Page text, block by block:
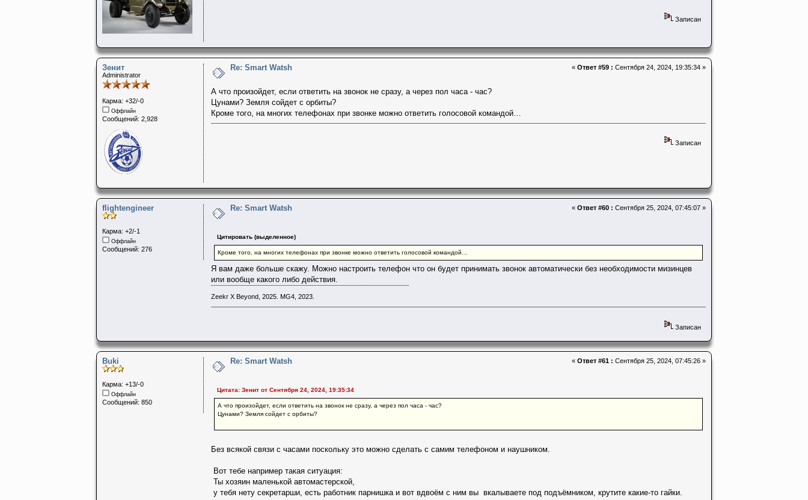
Записан
Зенит
Administrator
Карма: +32/-0
Оффлайн
Сообщений: 2,928
Re: Smart Watsh « Ответ #59 : Сентября 24, 2024, 19:35:34 »
А что произойдет, если ответить на звонок не сразу, а через пол часа - час?
Цунами? Земля сойдет с орбиты?
Кроме того, на многих телефонах при звонке можно ответить голосовой командой…
Записан
flightengineer
Карма: +2/-1
Оффлайн
Сообщений: 276
Re: Smart Watsh « Ответ #60 : Сентября 25, 2024, 07:45:07 »
Цитировать (выделенное)
Кроме того, на многих телефонах при звонке можно ответить голосовой командой…
Я вам даже больше скажу. Можно настроить телефон что он будет принимать звонок автоматически без необходимости мизинцев
или вообще какого либо действия.
Zeekr X Beyond, 2025. MG4, 2023.
Записан
Buki
Карма: +13/-0
Оффлайн
Сообщений: 850
Re: Smart Watsh « Ответ #61 : Сентября 25, 2024, 07:45:26 »
Цитата: Зенит от Сентября 24, 2024, 19:35:34
А что произойдет, если ответить на звонок не сразу, а через пол часа - час?
Цунами? Земля сойдет с орбиты?
Без всякой связи с часами поскольку это можно сделать с самим телефоном и наушником.
Вот тебе например такая ситуация:
Ты хозяин маленькой автомастерской,
у тебя нету секретарши, есть работник парнишка и вот вдвоём с ним вы вкалываете под подъёмником, крутите какие-то гайки.